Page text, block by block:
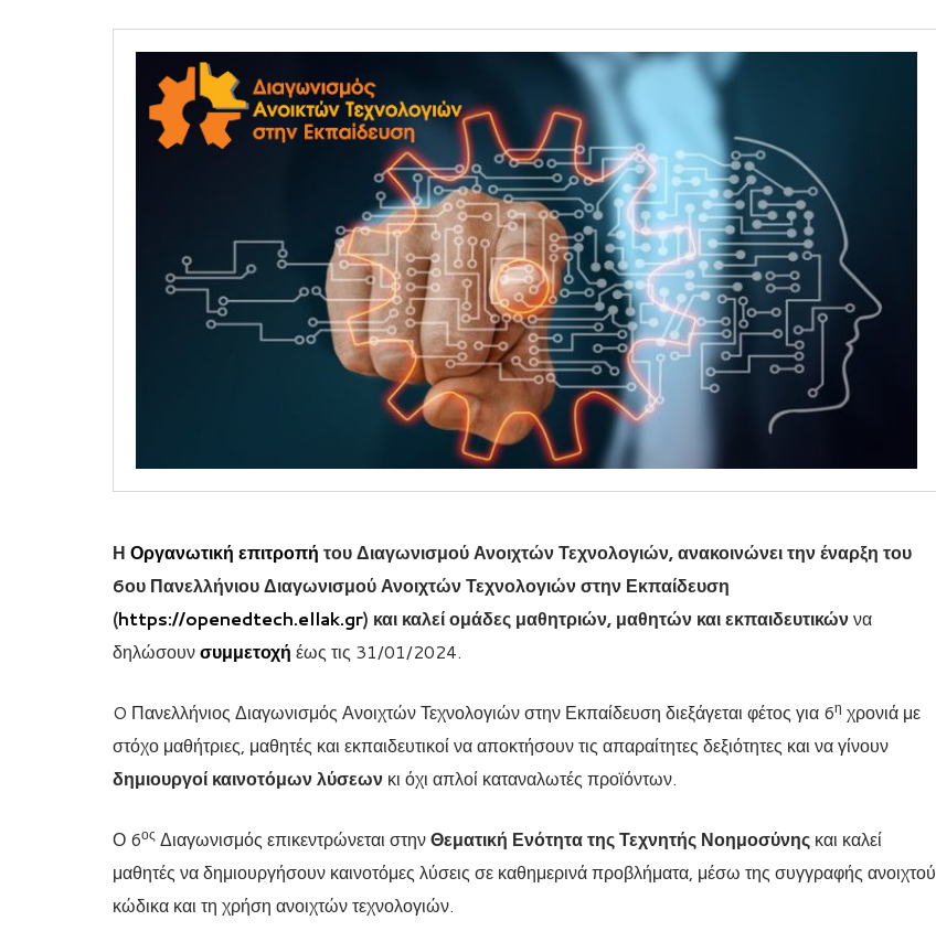
Η Οργανωτική επιτροπή του Διαγωνισμού Ανοιχτών Τεχνολογιών, ανακοινώνει την έναρξη του
6ου Πανελλήνιου Διαγωνισμού Ανοιχτών Τεχνολογιών στην Εκπαίδευση
(https://openedtech.ellak.gr) και καλεί ομάδες μαθητριών, μαθητών και εκπαιδευτικώννα
δηλώσουνσυμμετοχή έως τις 31/01/2024.
O Πανελλήνιος Διαγωνισμός Ανοιχτών Τεχνολογιών στην Εκπαίδευση διεξάγεται φέτος για 6η χρονιά με
στόχο μαθήτριες, μαθητές και εκπαιδευτικοί να αποκτήσουν τις απαραίτητες δεξιότητες και να γίνουν
δημιουργοί καινοτόμων λύσεων κι όχι απλοί καταναλωτές προϊόντων.
Ο 6ος Διαγωνισμός επικεντρώνεται στηνΘεματική Ενότητα της Τεχνητής Νοημοσύνης και καλεί
μαθητές να δημιουργήσουν καινοτόμες λύσεις σε καθημερινά προβλήματα, μέσω της συγγραφής ανοιχτού
κώδικα και τη χρήση ανοιχτών τεχνολογιών.